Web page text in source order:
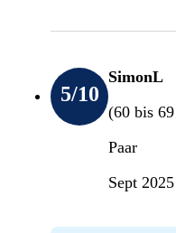
5/10
SimonL
(60 bis
Paar
Sept 2025